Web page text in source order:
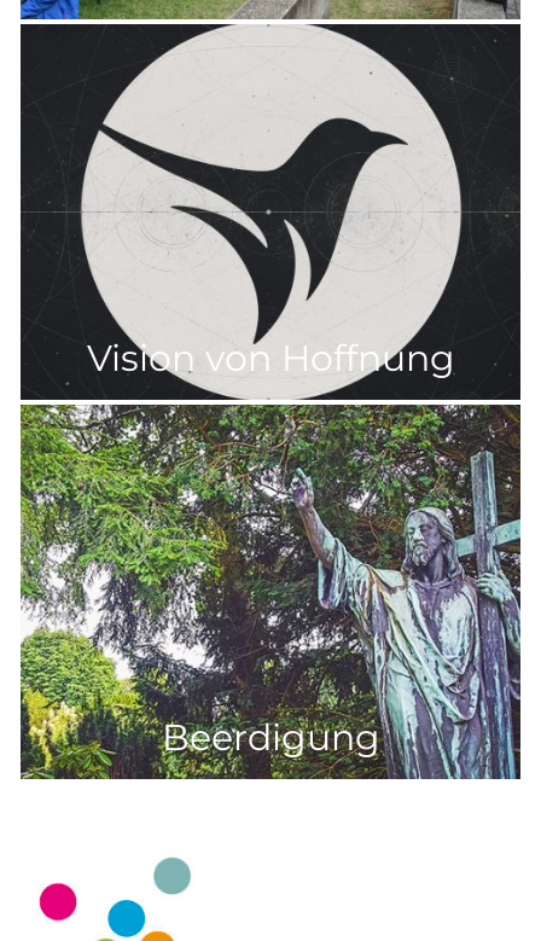
Vision von Hoffnung
Beerdigung